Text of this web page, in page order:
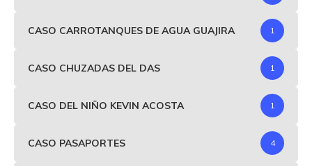
CASO CARROTANQUES DE AGUA GUAJIRA 1
CASO CHUZADAS DEL DAS 1
CASO DEL NIÑO KEVIN ACOSTA 1
CASO PASAPORTES 4